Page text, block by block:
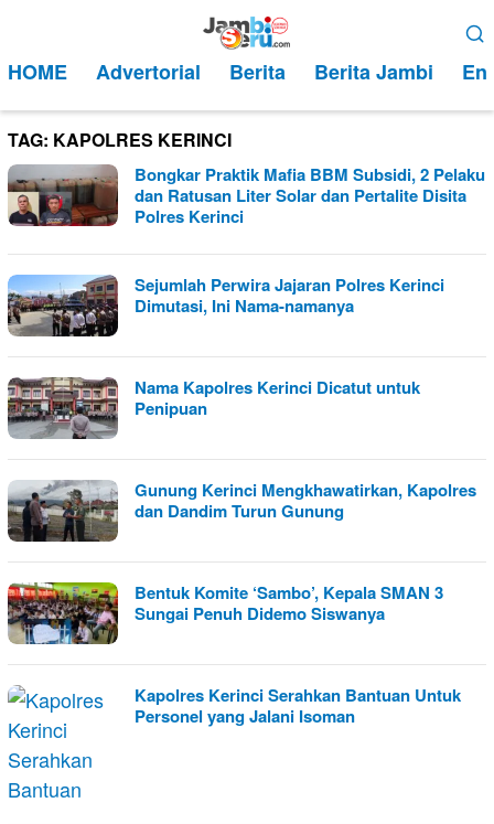
kontenMobile
HOME Advertorial Berita Berita Jambi
TAG: KAPOLRES KERINCI
Bongkar Praktik Mafia BBM Subsidi, 2 Pelaku
dan Ratusan Liter Solar dan Pertalite Disita
Polres Kerinci
Sejumlah Perwira Jajaran Polres Kerinci
Dimutasi, Ini Nama-namanya
Nama Kapolres Kerinci Dicatut untuk
Penipuan
Gunung Kerinci Mengkhawatirkan, Kapolres
dan Dandim Turun Gunung
Bentuk Komite ‘Sambo’, Kepala SMAN 3
Sungai Penuh Didemo Siswanya
Kapolres Kerinci Serahkan Bantuan Untuk
Personel yang Jalani Isoman